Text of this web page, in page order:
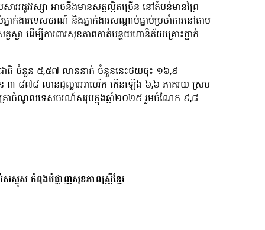
ាររដូវវស្សា អាចនឹងមានសត្វល្អិតច្រើន នៅតំបន់មានព្រៃ
ងារទេសចរណ៍ និងភ្នាក់ងារសណ្តាប់ធ្នាប់ប្រចាំការនៅតាម
ា ដើម្បីការពារសុខភាពកាត់បន្ថយហានិភ័យគ្រោះថ្នាក់
ជាតិ ចំនួន ៥,៥៧ លាននាក់ ចំនួននេះថយចុះ ១៦,៩
៨៧៨ លានដុល្លារអាមេរិក កើនឡើង ៦,៦ ភាគរយ ស្រប
រាចំណូលទេសចរណ៍សរុបក្នុងឆ្នាំ២០២៥ រួមចំណែក ៩,៨
គុស កំពុងបំផ្លាញសុខភាពស្ត្រីខ្មែរ